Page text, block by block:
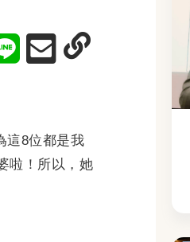
這8位都是我
啦！所以，她